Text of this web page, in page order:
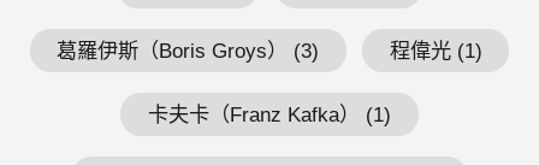
葛羅伊斯（Boris Groys） (3) 程偉光 (1)
卡夫卡（Franz Kafka） (1)